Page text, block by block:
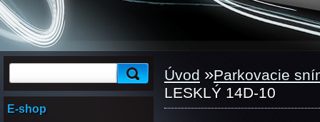
E-shop
Úvod »Parkovacie
LESKLÝ 14D-10